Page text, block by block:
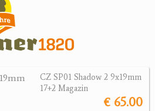
CZ SP01 Shadow 2 9x19mm
17+2 Magazin
€ 65.00